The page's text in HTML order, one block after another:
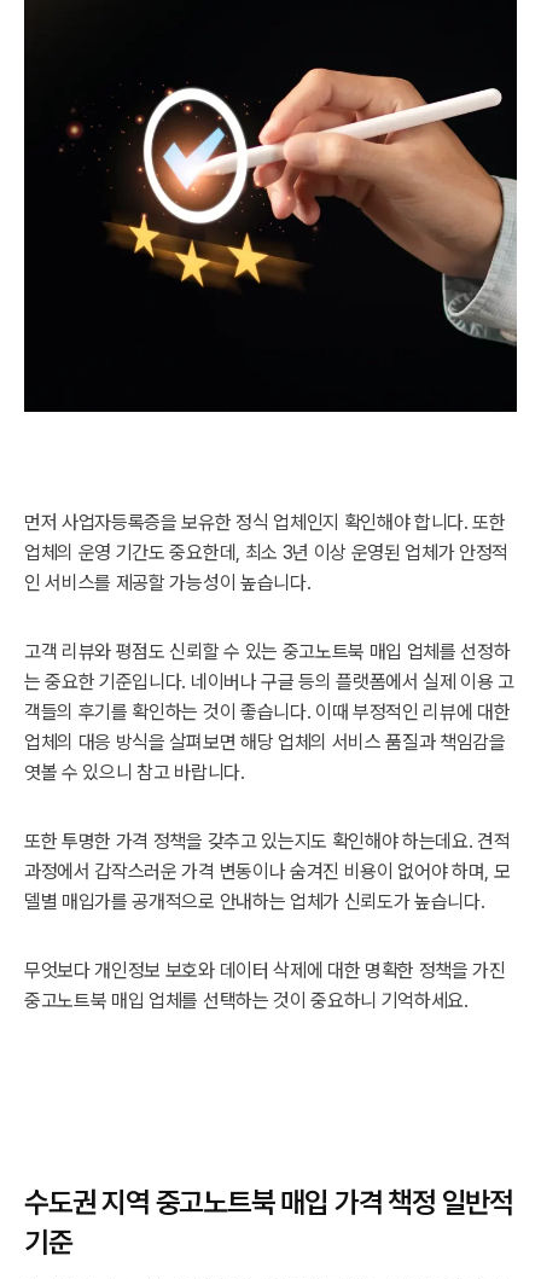
먼저 사업자등록증을 보유한 정식 업체인지 확인해야 합니다. 또한
업체의 운영 기간도 중요한데, 최소 3년 이상 운영된 업체가 안정적
인 서비스를 제공할 가능성이 높습니다.
고객 리뷰와 평점도 신뢰할 수 있는 중고노트북 매입 업체를 선정하
는 중요한 기준입니다. 네이버나 구글 등의 플랫폼에서 실제 이용 고
객들의 후기를 확인하는 것이 좋습니다. 이때 부정적인 리뷰에 대한
업체의 대응 방식을 살펴보면 해당 업체의 서비스 품질과 책임감을
엿볼 수 있으니 참고 바랍니다.
또한 투명한 가격 정책을 갖추고 있는지도 확인해야 하는데요. 견적
과정에서 갑작스러운 가격 변동이나 숨겨진 비용이 없어야 하며, 모
델별 매입가를 공개적으로 안내하는 업체가 신뢰도가 높습니다.
무엇보다 개인정보 보호와 데이터 삭제에 대한 명확한 정책을 가진
중고노트북 매입 업체를 선택하는 것이 중요하니 기억하세요.
수도권 지역 중고노트북 매입 가격 책정 일반적
기준